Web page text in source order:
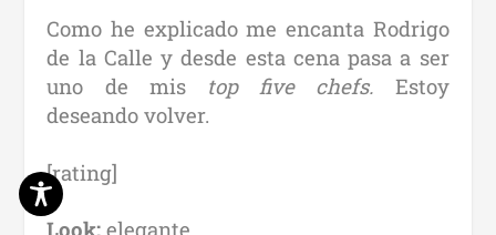
Como he explicado me encanta Rodrigo
de la Calle y desde esta cena pasa a ser
uno de mistop five chefs. Estoy
deseando volver.
[rating]
Look:elegante